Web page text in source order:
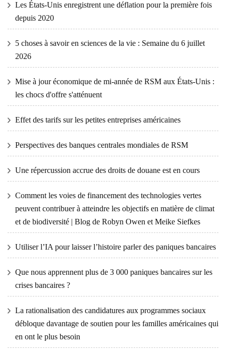
Les États-Unis enregistrent une déflation pour la première fois
depuis 2020
5 choses à savoir en sciences de la vie : Semaine du 6 juillet
2026
Mise à jour économique de mi-année de RSM aux États-Unis :
les chocs d'offre s'atténuent
Effet des tarifs sur les petites entreprises américaines
Perspectives des banques centrales mondiales de RSM
Une répercussion accrue des droits de douane est en cours
Comment les voies de financement des technologies vertes
peuvent contribuer à atteindre les objectifs en matière de climat
et de biodiversité | Blog de Robyn Owen et Meike Siefkes
Utiliser l’IA pour laisser l’histoire parler des paniques bancaires
Que nous apprennent plus de 3 000 paniques bancaires sur les
crises bancaires ?
La rationalisation des candidatures aux programmes sociaux
débloque davantage de soutien pour les familles américaines qui
en ont le plus besoin